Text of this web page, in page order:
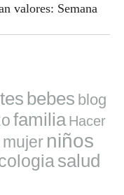
valores: Semana
bebes blog
familia Hacer
mujer niños
salud